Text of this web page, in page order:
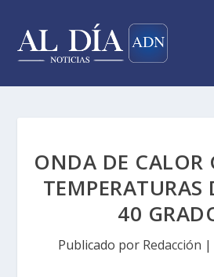
ONDA DE CALOR
TEMPERATURAS
40
Publicado por Redacción |